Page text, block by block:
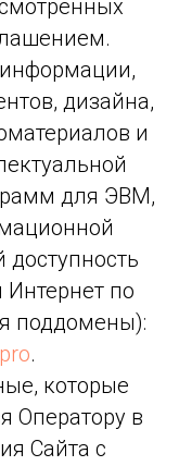
дизайна,
и
для ЭВМ,
по
поддомены):
.
которые
Оператору в
Сайта с